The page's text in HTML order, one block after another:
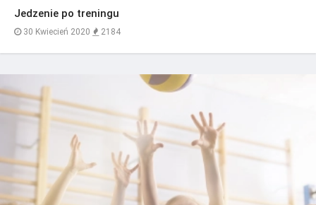
Jedzenie po treningu
30 Kwiecień 2020 2184